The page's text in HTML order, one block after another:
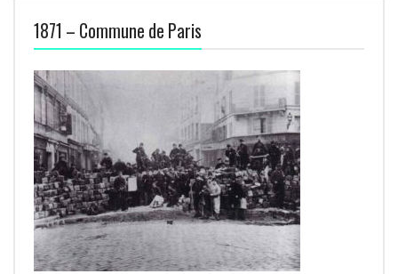
1871 – Commune de Paris